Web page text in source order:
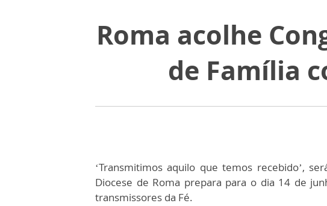
Roma acolhe
de Família
‘Transmitimos aquilo que temos recebido’,
Diocese de Roma prepara para o dia 14 de
transmissores da Fé.